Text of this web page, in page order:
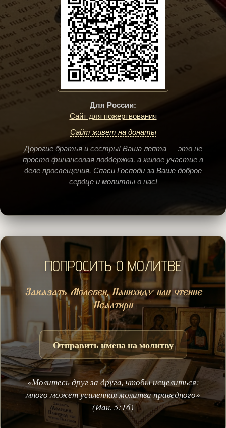
Для России:
Сайт для пожертвования
Сайт живет на донаты
Дорогие братья и сестры! Ваша лепта — это не
просто финансовая поддержка, а живое участие в
деле просвещения. Спаси Господи за Ваше доброе
сердце и молитвы о нас!
ПОПРОСИТЬ О МОЛИТВЕ
Заказать Молебен, Панихиду или чтение
Псалтири
Отправить имена на молитву
«Молитесь друг за друга, чтобы исцелиться:
много может усиленная молитва праведного»
(Иак. 5:16)